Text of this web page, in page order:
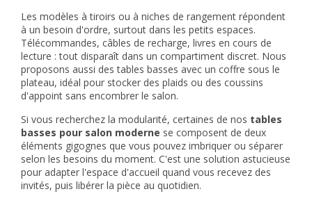
Les modèles à tiroirs ou à niches de rangement répondent
à un besoin d'ordre, surtout dans les petits espaces.
Télécommandes, câbles de recharge, livres en cours de
lecture : tout disparaît dans un compartiment discret. Nous
proposons aussi des tables basses avec un coffre sous le
plateau, idéal pour stocker des plaids ou des coussins
d'appoint sans encombrer le salon.
Si vous recherchez la modularité, certaines de nos tables
basses pour salon moderne se composent de deux
éléments gigognes que vous pouvez imbriquer ou séparer
selon les besoins du moment. C'est une solution astucieuse
pour adapter l'espace d'accueil quand vous recevez des
invités, puis libérer la pièce au quotidien.